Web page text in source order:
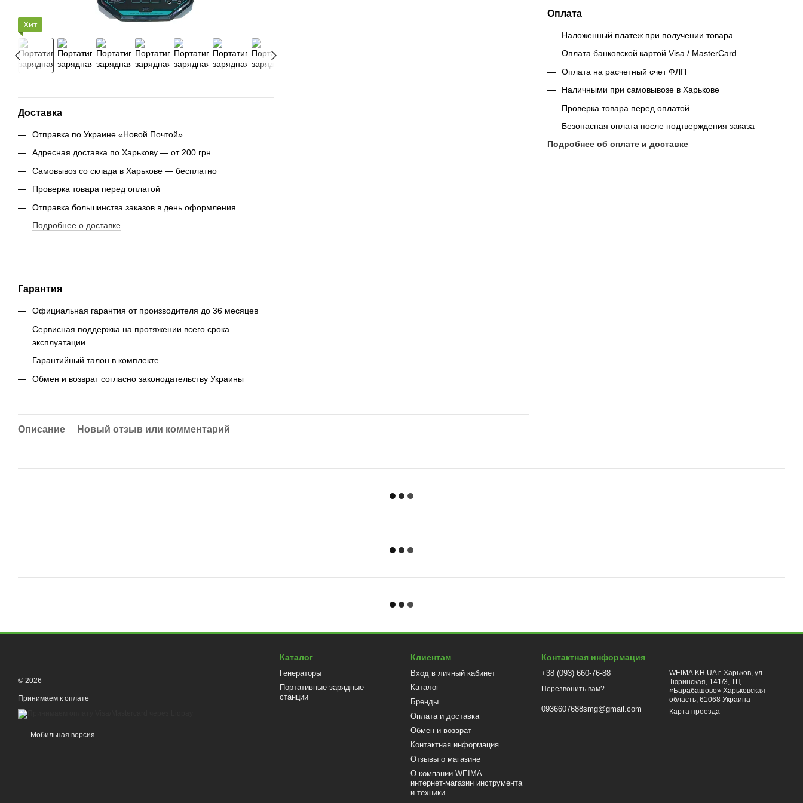
Хит
Доставка
Отправка по Украине «Новой Почтой»
Адресная доставка по Харькову — от 200 грн
Самовывоз со склада в Харькове — бесплатно
Проверка товара перед оплатой
Отправка большинства заказов в день оформления
Подробнее о доставке
Гарантия
Официальная гарантия от производителя до 36 месяцев
Сервисная поддержка на протяжении всего срока
эксплуатации
Гарантийный талон в комплекте
Обмен и возврат согласно законодательству Украины
Оплата
Наложенный платеж при получении товара
Оплата банковской картой Visa / MasterCard
Оплата на расчетный счет ФЛП
Наличными при самовывозе в Харькове
Проверка товара перед оплатой
Безопасная оплата после подтверждения заказа
Подробнее об оплате и доставке
Описание Новый отзыв или комментарий
© 2026
Принимаем к оплате
Мобильная версия
Каталог
Генераторы
Портативные зарядные
станции
Клиентам
Вход в личный кабинет
Каталог
Бренды
Оплата и доставка
Обмен и возврат
Контактная информация
Отзывы о магазине
О компании WEIMA —
интернет-магазин инструмента
и техники
Контактная информация
+38 (093) 660-76-88
Перезвонить вам?
0936607688smg@gmail.com
WEIMA.KH.UA г. Харьков, ул.
Тюринская, 141/3, ТЦ
«Барабашово» Харьковская
область, 61068 Украина
Карта проезда